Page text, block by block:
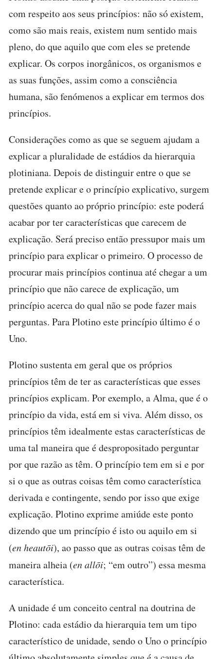
com respeito aos seus princípios: não só existem,
como são mais reais, existem num sentido mais
pleno, do que aquilo que com eles se pretende
explicar. Os corpos inorgânicos, os organismos e
as suas funções, assim como a consciência
humana, são fenómenos a explicar em termos dos
princípios.
Considerações como as que se seguem ajudam a
explicar a pluralidade de estádios da hierarquia
plotiniana. Depois de distinguir entre o que se
pretende explicar e o princípio explicativo, surgem
questões quanto ao próprio princípio: este poderá
acabar por ter características que carecem de
explicação. Será preciso então pressupor mais um
princípio para explicar o primeiro. O processo de
procurar mais princípios continua até chegar a um
princípio que não carece de explicação, um
princípio acerca do qual não se pode fazer mais
perguntas. Para Plotino este princípio último é o
Uno.
Plotino sustenta em geral que os próprios
princípios têm de ter as características que esses
princípios explicam. Por exemplo, a Alma, que é o
princípio da vida, está em si viva. Além disso, os
princípios têm idealmente estas características de
uma tal maneira que é despropositado perguntar
por que razão as têm. O princípio tem em si e por
si o que as outras coisas têm como característica
derivada e contingente, sendo por isso que exige
explicação. Plotino exprime amiúde este ponto
dizendo que um princípio é isto ou aquilo em si
(en heautōi), ao passo que as outras coisas têm de
maneira alheia (en allōi; “em outro”) essa mesma
característica.
A unidade é um conceito central na doutrina de
Plotino: cada estádio da hierarquia tem um tipo
característico de unidade, sendo o Uno o princípio